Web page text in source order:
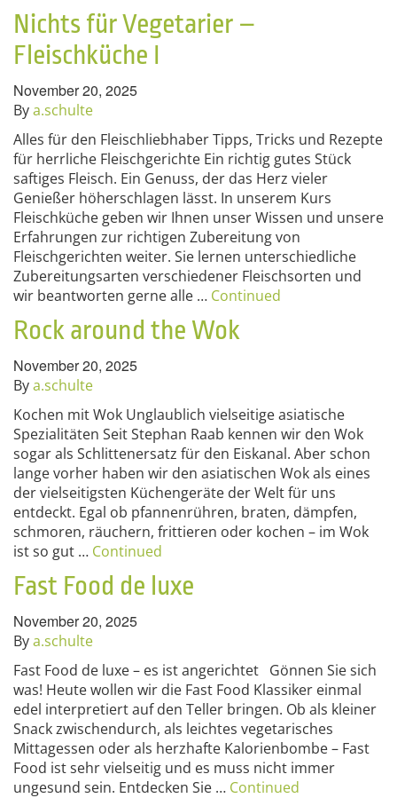
Nichts für Vegetarier –
Fleischküche I
November 20, 2025
Bya.schulte
Alles für den Fleischliebhaber Tipps, Tricks und Rezepte
für herrliche Fleischgerichte Ein richtig gutes Stück
saftiges Fleisch. Ein Genuss, der das Herz vieler
Genießer höherschlagen lässt. In unserem Kurs
Fleischküche geben wir Ihnen unser Wissen und unsere
Erfahrungen zur richtigen Zubereitung von
Fleischgerichten weiter. Sie lernen unterschiedliche
Zubereitungsarten verschiedener Fleischsorten und
wir beantworten gerne alle … Continued
Rock around the Wok
November 20, 2025
Bya.schulte
Kochen mit Wok Unglaublich vielseitige asiatische
Spezialitäten Seit Stephan Raab kennen wir den Wok
sogar als Schlittenersatz für den Eiskanal. Aber schon
lange vorher haben wir den asiatischen Wok als eines
der vielseitigsten Küchengeräte der Welt für uns
entdeckt. Egal ob pfannenrühren, braten, dämpfen,
schmoren, räuchern, frittieren oder kochen – im Wok
ist so gut … Continued
Fast Food de luxe
November 20, 2025
Bya.schulte
Fast Food de luxe – es ist angerichtet Gönnen Sie sich
was! Heute wollen wir die Fast Food Klassiker einmal
edel interpretiert auf den Teller bringen. Ob als kleiner
Snack zwischendurch, als leichtes vegetarisches
Mittagessen oder als herzhafte Kalorienbombe – Fast
Food ist sehr vielseitig und es muss nicht immer
ungesund sein. Entdecken Sie … Continued